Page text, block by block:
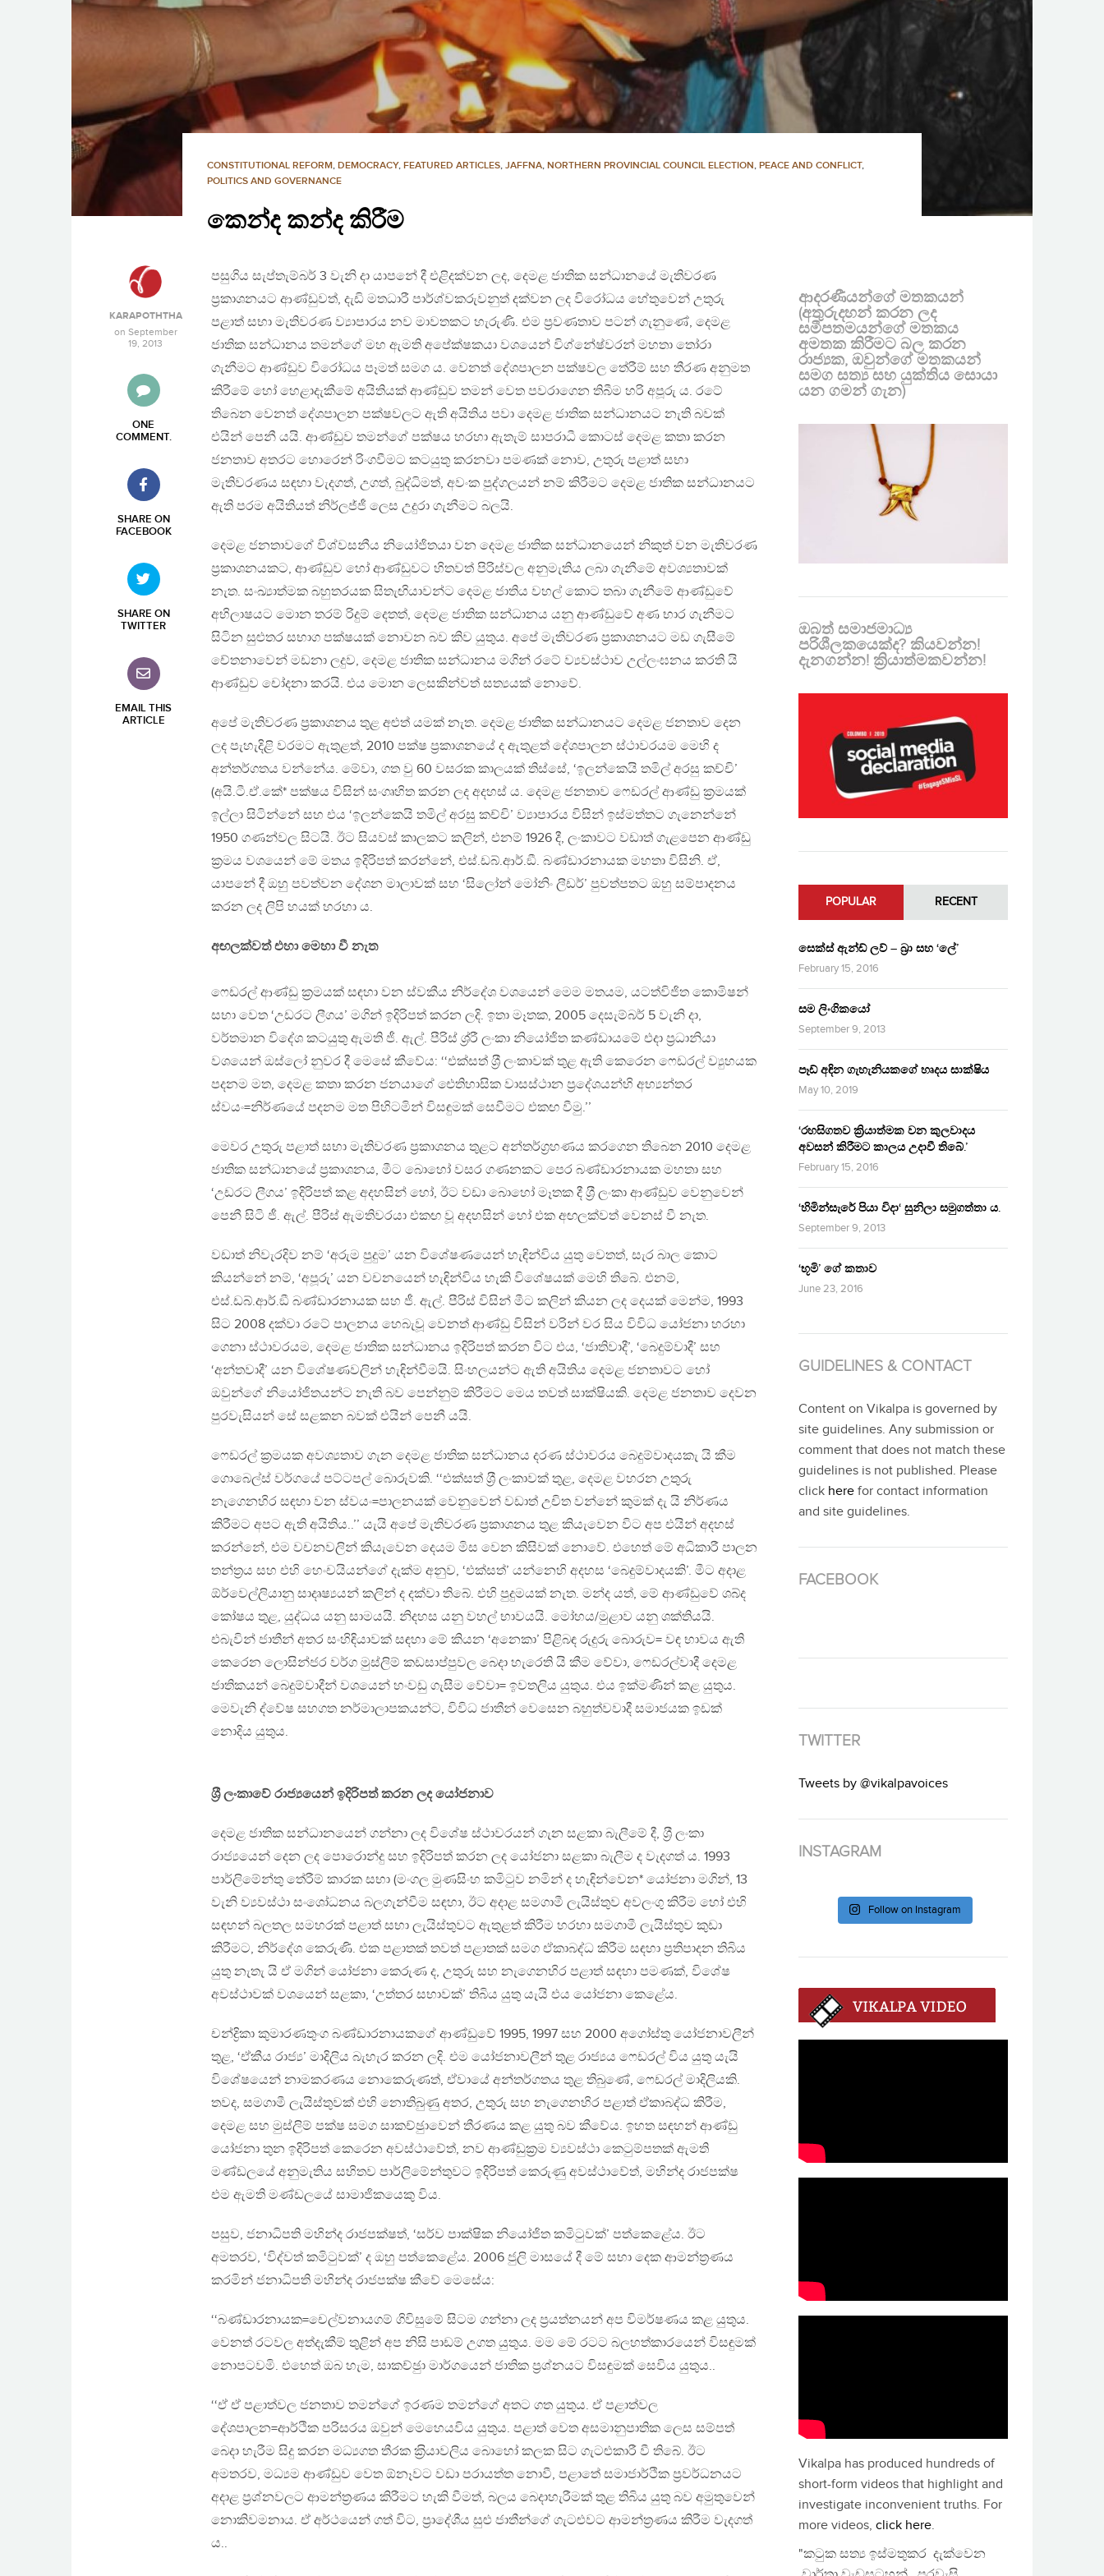
CONSTITUTIONAL REFORM, DEMOCRACY, FEATURED ARTICLES, JAFFNA, NORTHERN PROVINCIAL COUNCIL ELECTION, PEACE AND CONFLICT,
POLITICS AND GOVERNANCE
කෙන්ද කන්ද කිරීම
KARAPOTHTHA
on September
19, 2013
ONE
COMMENT.
SHARE ON
FACEBOOK
SHARE ON
TWITTER
EMAIL THIS
ARTICLE
පසුගිය සැප්තැම්බර් 3 වැනි දා යාපනේ දී එළිදක්වන ලද, දෙමළ ජාතික සන්ධානයේ මැතිවරණ
ප‍්‍රකාශනයට ආණ්ඩුවත්, දැඩි මතධාරී පාර්ශ්වකරුවනුත් දක්වන ලද විරෝධය හේතුවෙන් උතුරු
පළාත් සභා මැතිවරණ ව්‍යාපාරය නව මාවතකට හැරුණි. එම ප‍්‍රවණතාව පටන් ගැනුණේ, දෙමළ
ජාතික සන්ධානය තමන්ගේ මහ ඇමති අපේක්ෂකයා වශයෙන් විග්නේෂ්වරන් මහතා තෝරා
ගැනීමට ආණ්ඩුව විරෝධය පෑමත් සමග ය. වෙනත් දේශපාලන පක්ෂවල තේරීම් සහ තීරණ අනුමත
කිරීමේ හෝ හෙළාදැකීමේ අයිතියක් ආණ්ඩුව තමන් වෙත පවරාගෙන තිබීම හරි අපූරු ය. රටේ
තිබෙන වෙනත් දේශපාලන පක්ෂවලට ඇති අයිතිය පවා දෙමළ ජාතික සන්ධානයට නැති බවක්
එයින් පෙනී යයි. ආණ්ඩුව තමන්ගේ පක්ෂය හරහා ඇතැම් සාපරාධී කොටස් දෙමළ කතා කරන
ජනතාව අතරට හොරෙන් රිංගවීමට කටයුතු කරනවා පමණක් නොව, උතුරු පළාත් සභා
මැතිවරණය සඳහා වැදගත්, උගත්, බුද්ධිමත්, අවංක පුද්ගලයන් නම් කිරීමට දෙමළ ජාතික සන්ධානයට
ඇති පරම අයිතියත් නිර්ලජ්ජී ලෙස උදුරා ගැනීමට බලයි.
දෙමළ ජනතාවගේ විශ්වසනීය නියෝජිතයා වන දෙමළ ජාතික සන්ධානයෙන් නිකුත් වන මැතිවරණ
ප‍්‍රකාශනයකට, ආණ්ඩුව හෝ ආණ්ඩුවට හිතවත් පිරිස්වල අනුමැතිය ලබා ගැනීමේ අවශ්‍යතාවක්
නැත. සංඛ්‍යාත්මක බහුතරයක සිතැඟියාවන්ට දෙමළ ජාතිය වහල් කොට තබා ගැනීමේ ආණ්ඩුවේ
අභිලාෂයට මොන තරම් රිදුම් දෙතත්, දෙමළ ජාතික සන්ධානය යනු ආණ්ඩුවේ අණ භාර ගැනීමට
සිටින සුළුතර සභාග පක්ෂයක් නොවන බව කිව යුතුය. අපේ මැතිවරණ ප‍්‍රකාශනයට මඩ ගැසීමේ
චේතනාවෙන් මඩනා ලදුව, දෙමළ ජාතික සන්ධානය මගින් රටේ ව්‍යවස්ථාව උල්ලංඝනය කරති යි
ආණ්ඩුව චෝදනා කරයි. එය මොන ලෙසකින්වත් සත්‍යයක් නොවේ.
අපේ මැතිවරණ ප‍්‍රකාශනය තුළ අළුත් යමක් නැත. දෙමළ ජාතික සන්ධානයට දෙමළ ජනතාව දෙන
ලද පැහැදිළි වරමට ඇතුළත්, 2010 පක්ෂ ප‍්‍රකාශනයේ ද ඇතුළත් දේශපාලන ස්ථාවරයම මෙහි ද
අන්තර්ගතය වන්නේය. මේවා, ගත වු 60 වසරක කාලයක් තිස්සේ, ‘ඉලන්කෙයි තමිල් අරසු කච්චි’
(අයි.ටී.ඒ.කේ* පක්ෂය විසින් සංගෘහිත කරන ලද අදහස් ය. දෙමළ ජනතාව ෆෙඩරල් ආණ්ඩු ක‍්‍රමයක්
ඉල්ලා සිටින්නේ සහ එය ‘ඉලන්කෙයි තමිල් අරසු කච්චි’ ව්‍යාපාරය විසින් ඉස්මත්තට ගැනෙන්නේ
1950 ගණන්වල සිටයි. ඊට සියවස් කාලකට කලින්, එනම් 1926 දී, ලංකාවට වඩාත් ගැළපෙන ආණ්ඩු
ක‍්‍රමය වශයෙන් මේ මතය ඉදිරිපත් කරන්නේ, එස්.ඩබ්.ආර්.ඞී. බණ්ඩාරනායක මහතා විසිනි. ඒ,
යාපනේ දී ඔහු පවත්වන දේශන මාලාවක් සහ ‘සිලෝන් මෝනිං ලීඩර්’ පුවත්පතට ඔහු සම්පාදනය
කරන ලද ලිපි හයක් හරහා ය.
අඟලක්වත් එහා මෙහා වී නැත
ෆෙඩරල් ආණ්ඩු ක‍්‍රමයක් සඳහා වන ස්වකීය නිර්දේශ වශයෙන් මෙම මතයම, යටත්විජිත කොමිෂන්
සභා වෙත ‘උඩරට ලීගය’ මගින් ඉදිරිපත් කරන ලදි. ඉතා මෑතක, 2005 දෙසැම්බර් 5 වැනි දා,
වර්තමාන විදේශ කටයුතු ඇමති ජී. ඇල්. පීරිස් ශ‍්‍ර‍්‍රී ලංකා නියෝජිත කණ්ඩායමේ එදා ප‍්‍රධානියා
වශයෙන් ඔස්ලෝ නුවර දී මෙසේ කීවේය: ‘‘එක්සත් ශ‍්‍රී ලංකාවක් තුළ ඇති කෙරෙන ෆෙඩරල් ව්‍යුහයක
පදනම මත, දෙමළ කතා කරන ජනයාගේ ඓතිහාසික වාසස්ථාන ප‍්‍රදේශයන්හි අභ්‍යන්තර
ස්වයං=නිර්ණයේ පදනම මත පිහිටමින් විසඳුමක් සෙවීමට එකඟ වීමු.’’
මෙවර උතුරු පළාත් සභා මැතිවරණ ප‍්‍රකාශනය තුළට අන්තර්ග‍්‍රහණය කරගෙන තිබෙන 2010 දෙමළ
ජාතික සන්ධානයේ ප‍්‍රකාශනය, මීට බොහෝ වසර ගණනකට පෙර බණ්ඩාරනායක මහතා සහ
‘උඩරට ලීගය’ ඉදිරිපත් කළ අදහසින් හෝ, ඊට වඩා බොහෝ මෑතක දී ශ‍්‍රී ලංකා ආණ්ඩුව වෙනුවෙන්
පෙනී සිටි ජී. ඇල්. පීරිස් ඇමතිවරයා එකඟ වූ අදහසින් හෝ එක අඟලක්වත් වෙනස් වී නැත.
වඩාත් නිවැරදිව නම් ‘අරුම පුදුම’ යන විශේෂණයෙන් හැඳින්විය යුතු වෙතත්, සැර බාල කොට
කියන්නේ නම්, ‘අපූරු’ යන වචනයෙන් හැඳින්විය හැකි විශේෂයක් මෙහි තිබේ. එනම්,
එස්.ඩබ්.ආර්.ඞී බණ්ඩාරනායක සහ ජී. ඇල්. පීරිස් විසින් මීට කලින් කියන ලද දෙයක් මෙන්ම, 1993
සිට 2008 දක්වා රටේ පාලනය හෙබැවූ වෙනත් ආණ්ඩු විසින් වරින් වර සිය විවිධ යෝජනා හරහා
ගෙනා ස්ථාවරයම, දෙමළ ජාතික සන්ධානය ඉදිරිපත් කරන විට එය, ‘ජාතිවාදී’, ‘බෙදුම්වාදී’ සහ
‘අන්තවාදී’ යන විශේෂණවලින් හැඳින්වීමයි. සිංහලයන්ට ඇති අයිතිය දෙමළ ජනතාවට හෝ
ඔවුන්ගේ නියෝජිතයන්ට නැති බව පෙන්නුම් කිරීමට මෙය තවත් සාක්ෂියකි. දෙමළ ජනතාව දෙවන
පුරවැසියන් සේ සළකන බවක් එයින් පෙනී යයි.
ෆෙඩරල් ක‍්‍රමයක අවශ්‍යතාව ගැන දෙමළ ජාතික සන්ධානය දරණ ස්ථාවරය බෙදුම්වාදයකැ යි කීම
ගොබෙල්ස් වර්ගයේ පට්ටපල් බොරුවකි. ‘‘එක්සත් ශ‍්‍රී ලංකාවක් තුළ, දෙමළ වහරන උතුරු
නැගෙනහිර සඳහා වන ස්වයං=පාලනයක් වෙනුවෙන් වඩාත් උචිත වන්නේ කුමක් දැ යි නිර්ණය
කිරීමට අපට ඇති අයිතිය..’’ යැයි අපේ මැතිවරණ ප‍්‍රකාශනය තුළ කියැවෙන විට අප එයින් අදහස්
කරන්නේ, එම වචනවලින් කියැවෙන දෙයම මිස වෙන කිසිවක් නොවේ. එහෙත් මේ අධිකාරී පාලන
තන්ත‍්‍රය සහ එහි හෙංචයියන්ගේ දැක්ම අනුව, ‘එක්සත්’ යන්නෙහි අදහස ‘බෙදුම්වාදයකි’. මීට අදාළ
ඕර්වෙල්ලියානු සාදෘෂ්‍යයන් කලින් ද දක්වා තිබේ. එහි පුදුමයක් නැත. මන්ද යත්, මේ ආණ්ඩුවේ ශබ්ද
කෝෂය තුළ, යුද්ධය යනු සාමයයි. නිදහස යනු වහල් භාවයයි. මෝහය/මුළාව යනු ශක්තියයි.
එබැවින් ජාතීන් අතර සංහිඳියාවක් සඳහා මේ කියන ‘අනෙකා’ පිළිබඳ රුදුරු බොරුව= වඳ භාවය ඇති
කෙරෙන ලොසින්ජර වර්ග මුස්ලිම් කඩසාප්පුවල බෙදා හැරෙති යි කීම වේවා, ෆෙඩරල්වාදී දෙමළ
ජාතිකයන් බෙදුම්වාදීන් වශයෙන් හංවඩු ගැසීම වේවා= ඉවතලිය යුතුය. එය ඉක්මණින් කළ යුතුය.
මෙවැනි ද්වේෂ සහගත නර්මාලාපකයන්ට, විවිධ ජාතීන් වෙසෙන බහුත්වවාදී සමාජයක ඉඩක්
නොදිය යුතුය.
ශ‍්‍රී ලංකාවේ රාජ්‍යයෙන් ඉදිරිපත් කරන ලද යෝජනාව
දෙමළ ජාතික සන්ධානයෙන් ගන්නා ලද විශේෂ ස්ථාවරයන් ගැන සළකා බැලීමේ දී, ශ‍්‍රී ලංකා
රාජ්‍යයෙන් දෙන ලද පොරොන්දු සහ ඉදිරිපත් කරන ලද යෝජනා සළකා බැලීම ද වැදගත් ය. 1993
පාර්ලිමේන්තු තේරීම් කාරක සභා (මංගල මුණසිංහ කමිටුව නමින් ද හැඳින්වෙන* යෝජනා මගින්, 13
වැනි ව්‍යවස්ථා සංශෝධනය බලගැන්වීම සඳහා, ඊට අදාළ සමගාමී ලැයිස්තුව අවලංගු කිරීම හෝ එහි
සඳහන් බලතල සමහරක් පළාත් සභා ලැයිස්තුවට ඇතුළත් කිරීම හරහා සමගාමී ලැයිස්තුව කුඩා
කිරීමට, නිර්දේශ කෙරුණි. එක පළාතක් තවත් පළාතක් සමග ඒකාබද්ධ කිරීම සඳහා ප‍්‍රතිපාදන තිබිය
යුතු නැතැ යි ඒ මගින් යෝජනා කෙරුණ ද, උතුරු සහ නැගෙනහිර පළාත් සඳහා පමණක්, විශේෂ
අවස්ථාවක් වශයෙන් සළකා, ‘උත්තර සභාවක්’ තිබිය යුතු යැයි එය යෝජනා කෙළේය.
චන්ද්‍රිකා කුමාරණතුංග බණ්ඩාරනායකගේ ආණ්ඩුවේ 1995, 1997 සහ 2000 අගෝස්තු යෝජනාවලීන්
තුළ, ‘ඒකීය රාජ්‍ය’ මාදිලිය බැහැර කරන ලදි. එම යෝජනාවලීන් තුළ රාජ්‍යය ෆෙඩරල් විය යුතු යැයි
විශේෂයෙන් නාමකරණය නොකෙරුණත්, ඒවායේ අන්තර්ගතය තුළ තිබුණේ, ෆෙඩරල් මාදිලියකි.
තවද, සමගාමී ලැයිස්තුවක් එහි නොතිබුණු අතර, උතුරු සහ නැගෙනහිර පළාත් ඒකාබද්ධ කිරීම,
දෙමළ සහ මුස්ලිම් පක්ෂ සමග සාකච්ඡුාවෙන් තීරණය කළ යුතු බව කීවේය. ඉහත සඳහන් ආණ්ඩු
යෝජනා තුන ඉදිරිපත් කෙරෙන අවස්ථාවේත්, නව ආණ්ඩුක‍්‍රම ව්‍යවස්ථා කෙටුම්පතක් ඇමති
මණ්ඩලයේ අනුමැතිය සහිතව පාර්ලිමේන්තුවට ඉදිරිපත් කෙරුණු අවස්ථාවේත්, මහින්ද රාජපක්ෂ
එම ඇමති මණ්ඩලයේ සාමාජිකයෙකු විය.
පසුව, ජනාධිපති මහින්ද රාජපක්ෂත්, ‘සර්ව පාක්ෂික නියෝජිත කමිටුවක්’ පත්කෙළේය. ඊට
අමතරව, ‘විද්වත් කමිටුවක්’ ද ඔහු පත්කෙළේය. 2006 ජුලි මාසයේ දී මේ සභා දෙක ආමන්ත‍්‍රණය
කරමින් ජනාධිපති මහින්ද රාජපක්ෂ කීවේ මෙසේය:
‘‘බණ්ඩාරනායක=චෙල්වනායගම් ගිවිසුමේ සිටම ගන්නා ලද ප‍්‍රයත්නයන් අප විමර්ෂණය කළ යුතුය.
වෙනත් රටවල අත්දැකීම් තුළින් අප නිසි පාඩම් උගත යුතුය. මම මේ රටට බලහත්කාරයෙන් විසඳුමක්
නොපටවමි. එහෙත් ඔබ හැම, සාකච්ඡුා මාර්ගයෙන් ජාතික ප‍්‍රශ්නයට විසඳුමක් සෙවිය යුතුය..
‘‘ඒ ඒ පළාත්වල ජනතාව තමන්ගේ ඉරණම තමන්ගේ අතට ගත යුතුය. ඒ පළාත්වල
දේශපාලන=ආර්ථික පරිසරය ඔවුන් මෙහෙයවිය යුතුය. පළාත් වෙත අසමානුපාතික ලෙස සම්පත්
බෙදා හැරීම සිදු කරන මධ්‍යගත තීරක ක‍්‍රියාවලිය බොහෝ කලක සිට ගැටළුකාරී වී තිබේ. ඊට
අමතරව, මධ්‍යම ආණ්ඩුව වෙත ඕනෑවට වඩා පරායත්ත නොවී, පළාතේ සමාජාර්ථික ප‍්‍රවර්ධනයට
අදාළ ප‍්‍රශ්නවලට ආමන්ත‍්‍රණය කිරීමට හැකි වීමත්, බලය බෙදාහැරීමක් තුළ තිබිය යුතු බව අමුතුවෙන්
නොකිවමනාය. ඒ අර්ථයෙන් ගත් විට, ප‍්‍රාදේශීය සුළු ජාතීන්ගේ ගැටළුවට ආමන්ත‍්‍රණය කිරීම වැදගත්
ය..
ආදරණීයන්ගේ මතකයන්
(අතුරුදහන් කරන ලද
සමීපතමයන්ගේ මතකය
අමතක කිරීමට බල කරන
රාජ්‍යක, ඔවුන්ගේ මතකයන්
සමග සත්‍ය සහ යුක්තිය සොයා
යන ගමන් ගැන)
ඔබත් සමාජමාධ්‍ය
පරිශීලකයෙක්ද? කියවන්න!
දැනගන්න! ක්‍රියාත්මකවන්න!
POPULAR RECENT
සෙක්ස් ඇන්ඩ් ලව් – බ්‍රා සහ ‘ලේ’
February 15, 2016
සම ලිංගිකයෝ
September 9, 2013
පෑඩ් අඳින ගැහැනියකගේ හෘදය සාක්ෂිය
May 10, 2019
‘රහසිගතව ක්‍රියාත්මක වන කුලවාදය
අවසන් කිරීමට කාලය උදාවී තිබේ.’
February 15, 2016
‘හිමින්සැරේ පියා විදා‘ සුනිලා සමුගත්තා ය.
September 9, 2013
‘භූමි’ ගේ කතාව
June 23, 2016
GUIDELINES & CONTACT
Content on Vikalpa is governed by
site guidelines. Any submission or
comment that does not match these
guidelines is not published. Please
click here for contact information
and site guidelines.
FACEBOOK
TWITTER
Tweets by @vikalpavoices
INSTAGRAM
Follow on Instagram
Vikalpa has produced hundreds of
short-form videos that highlight and
investigate inconvenient truths. For
more videos, click here.
"කටුක සත්‍ය ඉස්මතුකර දැක්වෙන